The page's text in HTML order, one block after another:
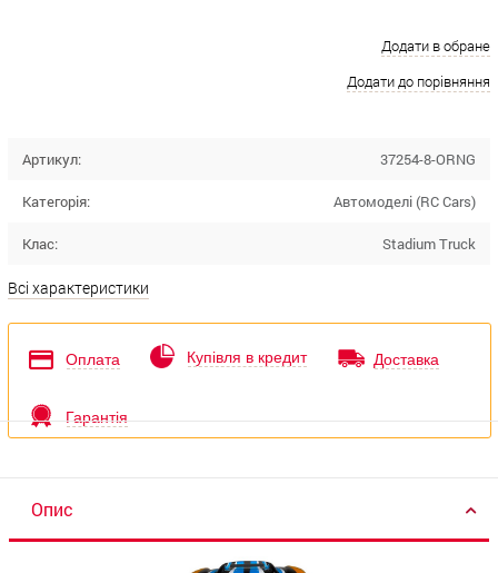
Додати в обране
Додати до порівняння
Артикул: 37254-8-ORNG
Категорія: Автомоделі (RC Cars)
Клас: Stadium Truck
Всі характеристики
Оплата Купівля в кредит Доставка
Гарантія
Опис